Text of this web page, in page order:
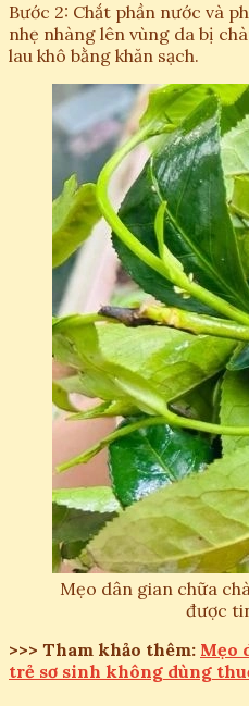
Bước 2: Chắt phần nước và
nhẹ nhàng lên vùng da bị
lau khô bằng khăn sạch.
Mẹo dân gian chữa
được
>>> Tham khảo thêm: Mẹo
trẻ sơ sinh không dùng